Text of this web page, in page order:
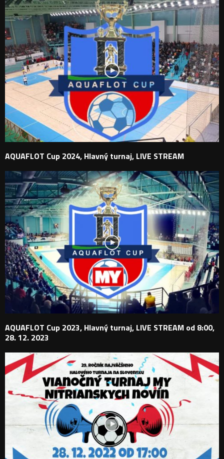
AQUAFLOT Cup 2024, Hlavný turnaj, LIVE STREAM
AQUAFLOT Cup 2023, Hlavný turnaj, LIVE STREAM od 8:00,
28. 12. 2023